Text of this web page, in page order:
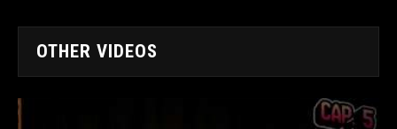
OTHER VIDEOS